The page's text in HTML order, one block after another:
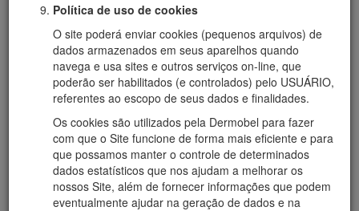
Política de uso de cookies
O site poderá enviar cookies (pequenos arquivos) de
dados armazenados em seus aparelhos quando
navega e usa sites e outros serviços on-line, que
poderão ser habilitados (e controlados) pelo USUÁRIO,
referentes ao escopo de seus dados e finalidades.
Os cookies são utilizados pela Dermobel para fazer
com que o Site funcione de forma mais eficiente e para
que possamos manter o controle de determinados
dados estatísticos que nos ajudam a melhorar os
nossos Site, além de fornecer informações que podem
eventualmente ajudar na geração de dados e na